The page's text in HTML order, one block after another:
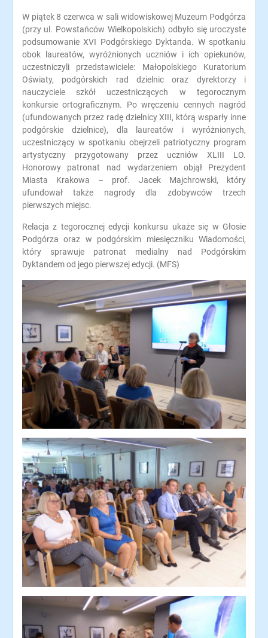
W piątek 8 czerwca w sali widowiskowej Muzeum Podgórza
(przy ul. Powstańców Wielkopolskich) odbyło się uroczyste
podsumowanie XVI Podgórskiego Dyktanda. W spotkaniu
obok laureatów, wyróżnionych uczniów i ich opiekunów,
uczestniczyli przedstawiciele: Małopolskiego Kuratorium
Oświaty, podgórskich rad dzielnic oraz dyrektorzy i
nauczyciele szkół uczestniczących w tegorocznym
konkursie ortograficznym. Po wręczeniu cennych nagród
(ufundowanych przez radę dzielnicy XIII, którą wsparły inne
podgórskie dzielnice), dla laureatów i wyróżnionych,
uczestniczący w spotkaniu obejrzeli patriotyczny program
artystyczny przygotowany przez uczniów XLIII LO.
Honorowy patronat nad wydarzeniem objął Prezydent
Miasta Krakowa – prof. Jacek Majchrowski, który
ufundował także nagrody dla zdobywców trzech
pierwszych miejsc.
Relacja z tegorocznej edycji konkursu ukaże się w Głosie
Podgórza oraz w podgórskim miesięczniku Wiadomości,
który sprawuje patronat medialny nad Podgórskim
Dyktandem od jego pierwszej edycji. (MFS)